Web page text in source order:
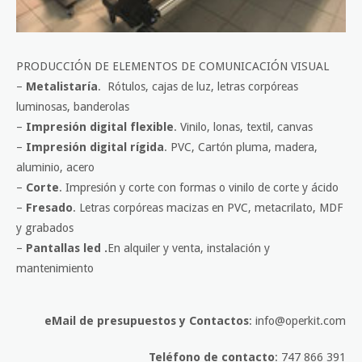
PRODUCCIÓN DE ELEMENTOS DE COMUNICACIÓN VISUAL
– Metalistaría. Rótulos, cajas de luz, letras corpóreas
luminosas, banderolas
– Impresión digital flexible. Vinilo, lonas, textil, canvas
– Impresión digital rígida. PVC, Cartón pluma, madera,
aluminio, acero
– Corte. Impresión y corte con formas o vinilo de corte y ácido
– Fresado. Letras corpóreas macizas en PVC, metacrilato, MDF
y grabados
– Pantallas led .En alquiler y venta, instalación y
mantenimiento
eMail de presupuestos y Contactos: info@operkit.com
Teléfono de contacto: 747 866 391